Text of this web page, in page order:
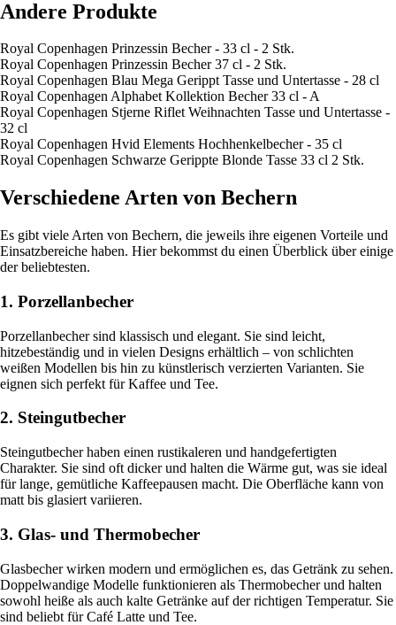
Andere Produkte
Royal Copenhagen Prinzessin Becher - 33 cl - 2 Stk.
Royal Copenhagen Prinzessin Becher 37 cl - 2 Stk.
Royal Copenhagen Blau Mega Gerippt Tasse und Untertasse - 28 cl
Royal Copenhagen Alphabet Kollektion Becher 33 cl - A
Royal Copenhagen Stjerne Riflet Weihnachten Tasse und Untertasse -
32 cl
Royal Copenhagen Hvid Elements Hochhenkelbecher - 35 cl
Royal Copenhagen Schwarze Gerippte Blonde Tasse 33 cl 2 Stk.
Verschiedene Arten von Bechern
Es gibt viele Arten von Bechern, die jeweils ihre eigenen Vorteile und
Einsatzbereiche haben. Hier bekommst du einen Überblick über einige
der beliebtesten.
1. Porzellanbecher
Porzellanbecher sind klassisch und elegant. Sie sind leicht,
hitzebeständig und in vielen Designs erhältlich – von schlichten
weißen Modellen bis hin zu künstlerisch verzierten Varianten. Sie
eignen sich perfekt für Kaffee und Tee.
2. Steingutbecher
Steingutbecher haben einen rustikaleren und handgefertigten
Charakter. Sie sind oft dicker und halten die Wärme gut, was sie ideal
für lange, gemütliche Kaffeepausen macht. Die Oberfläche kann von
matt bis glasiert variieren.
3. Glas- und Thermobecher
Glasbecher wirken modern und ermöglichen es, das Getränk zu sehen.
Doppelwandige Modelle funktionieren als Thermobecher und halten
sowohl heiße als auch kalte Getränke auf der richtigen Temperatur. Sie
sind beliebt für Café Latte und Tee.